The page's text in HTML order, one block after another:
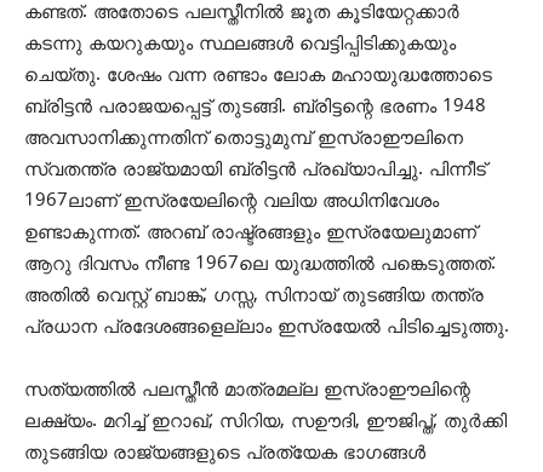
കണ്ടത്. അതോടെ പലസ്തീനില്‍ ജൂത കൂടിയേറ്റക്കാര്‍
കടന്നു കയറുകയും സ്ഥലങ്ങള്‍ വെട്ടിപ്പിടിക്കുകയും
ചെയ്തു. ശേഷം വന്ന രണ്ടാം ലോക മഹായുദ്ധത്തോടെ
ബ്രിട്ടന്‍ പരാജയപ്പെട്ട് തുടങ്ങി. ബ്രിട്ടന്റെ ഭരണം 1948
അവസാനിക്കുന്നതിന് തൊട്ടുമുമ്പ് ഇസ്രാഈലിനെ
സ്വതന്ത്ര രാജ്യമായി ബ്രിട്ടന്‍ പ്രഖ്യാപിച്ചു. പിന്നീട്
1967ലാണ് ഇസ്രയേലിന്റെ വലിയ അധിനിവേശം
ഉണ്ടാകുന്നത്. അറബ് രാഷ്ട്രങ്ങളും ഇസ്രയേലുമാണ്
ആറു ദിവസം നീണ്ട 1967ലെ യുദ്ധത്തില്‍ പങ്കെടുത്തത്.
അതില്‍ വെസ്റ്റ് ബാങ്ക്, ഗസ്സ, സിനായ് തുടങ്ങിയ തന്ത്ര
പ്രധാന പ്രദേശങ്ങളെല്ലാം ഇസ്രയേല്‍ പിടിച്ചെടുത്തു.
സത്യത്തില്‍ പലസ്തീന്‍ മാത്രമല്ല ഇസ്രാഈലിന്റെ
ലക്ഷ്യം. മറിച്ച് ഇറാഖ്, സിറിയ, സഊദി, ഈജിപ്ത്, തുര്‍ക്കി
തുടങ്ങിയ രാജ്യങ്ങളുടെ പ്രത്യേക ഭാഗങ്ങള്‍